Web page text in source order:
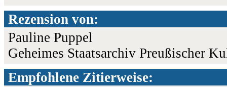
Rezension von:
Pauline Puppel
Geheimes Staatsarchiv Preußischer
Empfohlene Zitierweise: